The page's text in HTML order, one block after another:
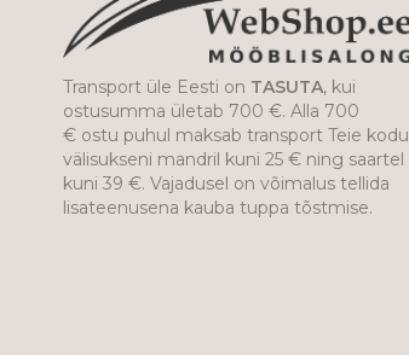
Transport üle Eesti on TASUTA, kui
ostusumma ületab 700 €. Alla 700
€ ostu puhul maksab transport Teie kodu
välisukseni mandril kuni 25 € ning saartel
kuni 39 €. Vajadusel on võimalus tellida
lisateenusena kauba tuppa tõstmise.